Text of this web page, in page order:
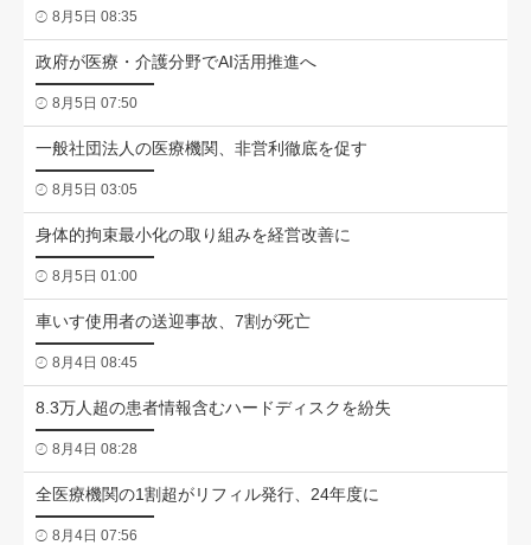
8月5日 08:35
政府が医療・介護分野でAI活用推進へ
8月5日 07:50
一般社団法人の医療機関、非営利徹底を促す
8月5日 03:05
身体的拘束最小化の取り組みを経営改善に
8月5日 01:00
車いす使用者の送迎事故、7割が死亡
8月4日 08:45
8.3万人超の患者情報含むハードディスクを紛失
8月4日 08:28
全医療機関の1割超がリフィル発行、24年度に
8月4日 07:56